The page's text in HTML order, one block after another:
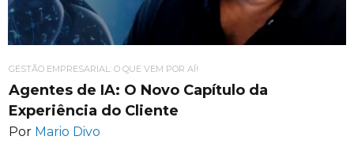
GESTÃO EMPRESARIAL: O QUE VEM POR AÍ!
Agentes de IA: O Novo Capítulo da
Experiência do Cliente
Por Mario Divo